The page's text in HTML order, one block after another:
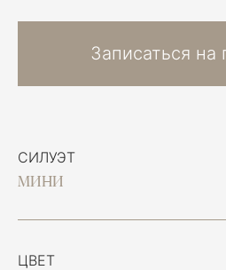
СИЛУЭТ
МИНИ
ЦВЕТ
Записаться на